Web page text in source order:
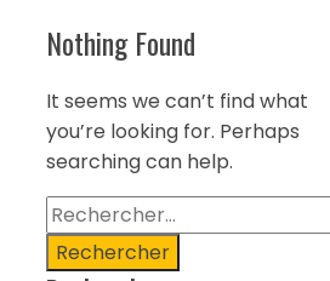
Nothing Found
It seems we can’t find what
you’re looking for. Perhaps
searching can help.
Rechercher :